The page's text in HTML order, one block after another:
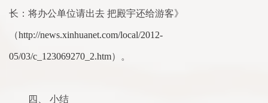
长：将办公单位请出去 把殿宇还给游客》
（http://news.xinhuanet.com/local/2012-
05/03/c_123069270_2.htm）。
四、 小结